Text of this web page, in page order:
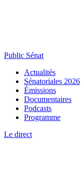
Public Sénat
Actualités
Sénatoriales 2026
Émissions
Documentaires
Podcasts
Programme
Le direct